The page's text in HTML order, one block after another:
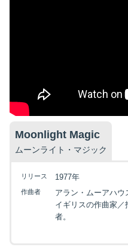
Moonlight Magic
ムーンライト・マジック
リリース 1977年
作曲者
アラン・ムーアハウ
イギリスの作曲家
者。